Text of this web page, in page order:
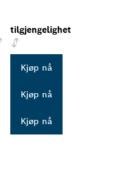
tilgjengelighet
Kjøp nå
Kjøp nå
Kjøp nå